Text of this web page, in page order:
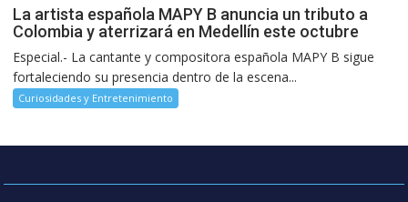
La artista española MAPY B anuncia un tributo a
Colombia y aterrizará en Medellín este octubre
Especial.- La cantante y compositora española MAPY B sigue
fortaleciendo su presencia dentro de la escena...
Curiosidades y Entretenimiento